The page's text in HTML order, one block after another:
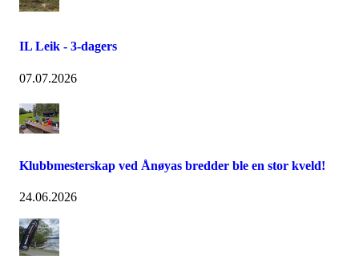
IL Leik - 3-dagers
07.07.2026
Klubbmesterskap ved Ånøyas bredder ble en stor kveld!
24.06.2026